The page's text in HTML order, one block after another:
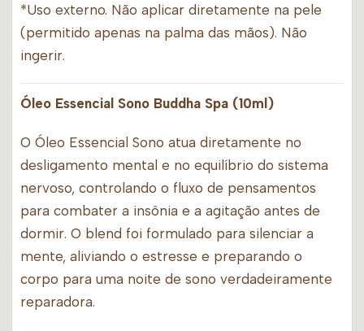
*Uso externo. Não aplicar diretamente na pele
(permitido apenas na palma das mãos). Não
ingerir.
Óleo Essencial Sono Buddha Spa (10ml)
O Óleo Essencial Sono atua diretamente no
desligamento mental e no equilíbrio do sistema
nervoso, controlando o fluxo de pensamentos
para combater a insônia e a agitação antes de
dormir. O blend foi formulado para silenciar a
mente, aliviando o estresse e preparando o
corpo para uma noite de sono verdadeiramente
reparadora.